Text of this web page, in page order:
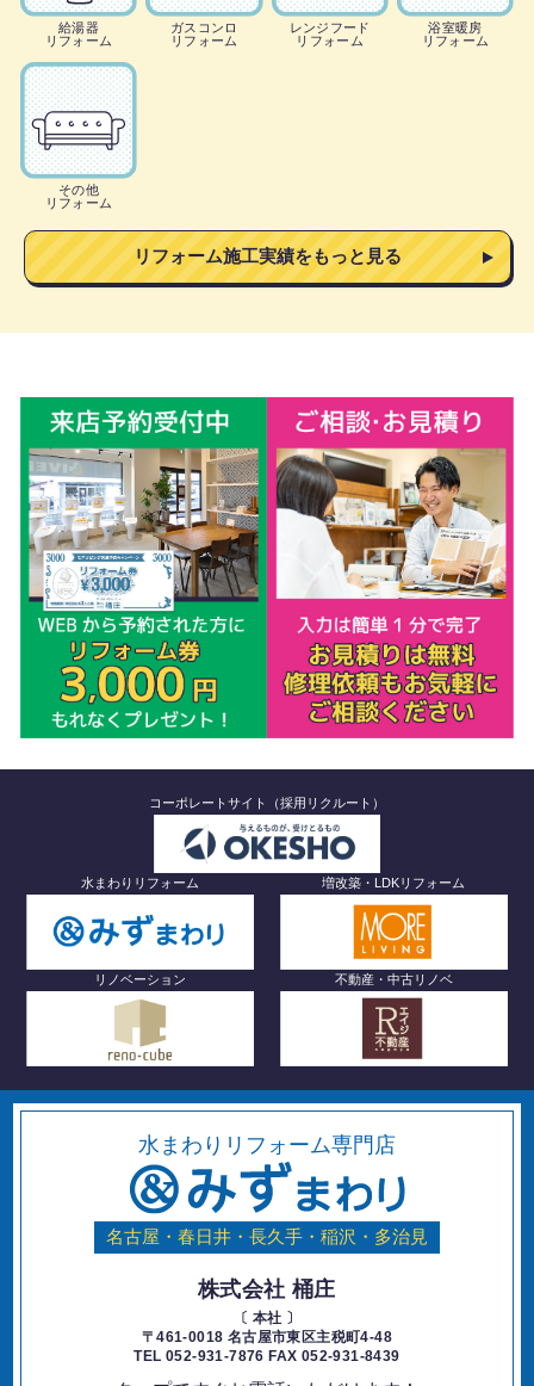
給湯器
リフォーム
ガスコンロ
リフォーム
レンジフード
リフォーム
浴室暖房
リフォーム
その他
リフォーム
リフォーム施工実績をもっと見る
コーポレートサイト（採用リクルート）
水まわりリフォーム 増改築・LDKリフォーム
リノベーション 不動産・中古リノベ
水まわりリフォーム専門店
名古屋・春日井・長久手・稲沢・多治見
株式会社 桶庄
〔 本社 〕
〒461-0018 名古屋市東区主税町4-48
TEL 052-931-7876 FAX 052-931-8439